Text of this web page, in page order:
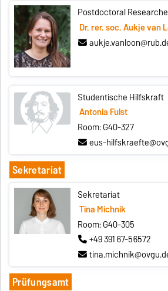
Postdoctoral
Dr. rer. soc. Aukje van
Studentische Hilfskraft
Antonia Fulst
Room: G40-327
eus-
Sekretariat
Sekretariat
Tina Michnik
Room: G40-305
+49 391 67-56572
Prüfungsamt